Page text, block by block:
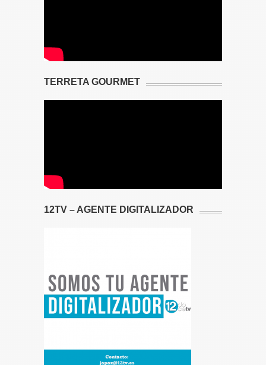
TERRETA GOURMET
12TV – AGENTE DIGITALIZADOR